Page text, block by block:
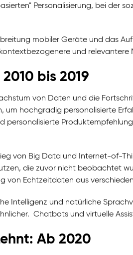
Personalisierung, bei der
mobiler Geräte und das
und
bis 2019
von Daten und die
um hochgradig personalisierte
personalisierte
von Big Data und Internet-of-
die zuvor nicht beobachtet
von Echtzeitdaten aus
Intelligenz und natürliche
Chatbots und virtuelle
Ab 2020